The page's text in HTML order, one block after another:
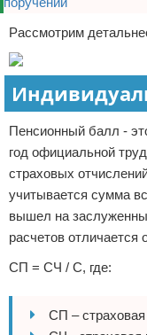
Рассмотрим
Пенсионный балл -
год официальной
страховых
учитывается сумма
вышел на
расчетов отличается
СП = СЧ / С, где:
СП – страховая